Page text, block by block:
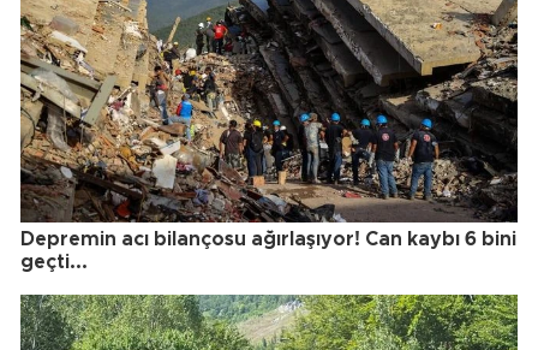
Depremin acı bilançosu ağırlaşıyor! Can kaybı 6 bini
geçti...